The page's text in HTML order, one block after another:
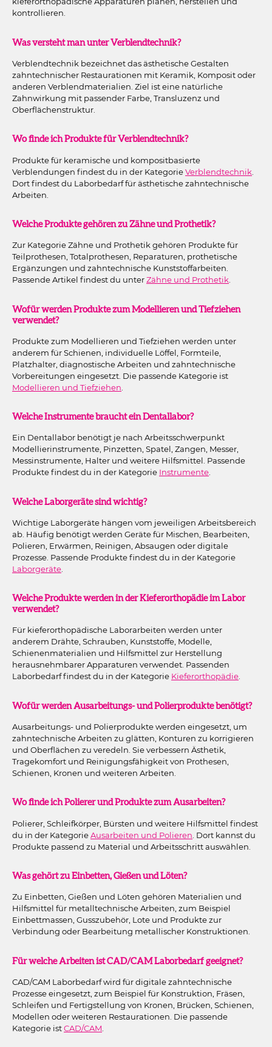
kontrollieren.
Was versteht man unter Verblendtechnik?
Verblendtechnik bezeichnet das ästhetische Gestalten
zahntechnischer Restaurationen mit Keramik, Komposit oder
anderen Verblendmaterialien. Ziel ist eine natürliche
Zahnwirkung mit passender Farbe, Transluzenz und
Oberflächenstruktur.
Wo finde ich Produkte für Verblendtechnik?
Produkte für keramische und kompositbasierte
Verblendungen findest du in der KategorieVerblendtechnik
Dort findest du Laborbedarf für ästhetische zahntechnische
Arbeiten.
Welche Produkte gehören zu Zähne und Prothetik?
Zur Kategorie Zähne und Prothetik gehören Produkte für
Teilprothesen, Totalprothesen, Reparaturen, prothetische
Ergänzungen und zahntechnische Kunststoffarbeiten.
Passende Artikel findest du unterZähne und Prothetik
Wofür werden Produkte zum Modellieren und Tiefziehen
verwendet?
Produkte zum Modellieren und Tiefziehen werden unter
anderem für Schienen, individuelle Löffel, Formteile,
Platzhalter, diagnostische Arbeiten und zahntechnische
Vorbereitungen eingesetzt. Die passende Kategorie ist
Modellieren und Tiefziehen
Welche Instrumente braucht ein Dentallabor?
Ein Dentallabor benötigt je nach Arbeitsschwerpunkt
Modellierinstrumente, Pinzetten, Spatel, Zangen, Messer,
Messinstrumente, Halter und weitere Hilfsmittel. Passende
Produkte findest du in der Kategorie Instrumente.
Welche Laborgeräte sind wichtig?
Wichtige Laborgeräte hängen vom jeweiligen Arbeitsbereich
ab. Häufig benötigt werden Geräte für Mischen, Bearbeiten,
Polieren, Erwärmen, Reinigen, Absaugen oder digitale
Prozesse. Passende Produkte findest du in der Kategorie
Laborgeräte
Welche Produkte werden in der Kieferorthopädie im Labor
verwendet?
Für kieferorthopädische Laborarbeiten werden unter
anderem Drähte, Schrauben, Kunststoffe, Modelle,
Schienenmaterialien und Hilfsmittel zur Herstellung
herausnehmbarer Apparaturen verwendet. Passenden
Laborbedarf findest du in der Kategorie Kieferorthopädie.
Wofür werden Ausarbeitungs- und Polierprodukte benötigt?
Ausarbeitungs- und Polierprodukte werden eingesetzt, um
zahntechnische Arbeiten zu glätten, Konturen zu korrigieren
und Oberflächen zu veredeln. Sie verbessern Ästhetik,
Tragekomfort und Reinigungsfähigkeit von Prothesen,
Schienen, Kronen und weiteren Arbeiten.
Wo finde ich Polierer und Produkte zum Ausarbeiten?
Polierer, Schleifkörper, Bürsten und weitere Hilfsmittel findest
du in der KategorieAusarbeiten und Polieren . Dort kannst du
Produkte passend zu Material und Arbeitsschritt auswählen.
Was gehört zu Einbetten, Gießen und Löten?
Zu Einbetten, Gießen und Löten gehören Materialien und
Hilfsmittel für metalltechnische Arbeiten, zum Beispiel
Einbettmassen, Gusszubehör, Lote und Produkte zur
Verbindung oder Bearbeitung metallischer Konstruktionen.
Für welche Arbeiten ist CAD/CAM Laborbedarf geeignet?
CAD/CAM Laborbedarf wird für digitale zahntechnische
Prozesse eingesetzt, zum Beispiel für Konstruktion, Fräsen,
Schleifen und Fertigstellung von Kronen, Brücken, Schienen,
Modellen oder weiteren Restaurationen. Die passende
Kategorie istCAD/CAM